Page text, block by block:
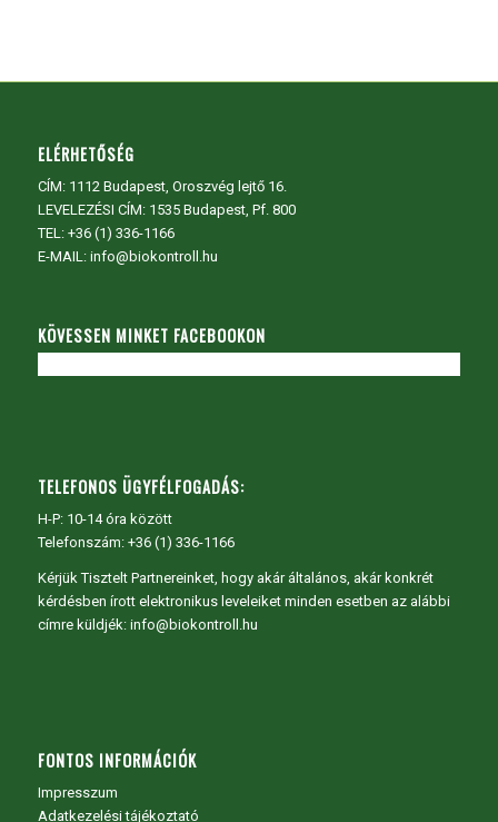
ELÉRHETŐSÉG
CÍM: 1112 Budapest, Oroszvég lejtő 16.
LEVELEZÉSI CÍM: 1535 Budapest, Pf. 800
TEL: +36 (1) 336-1166
E-MAIL: info@biokontroll.hu
KÖVESSEN MINKET FACEBOOKON
TELEFONOS ÜGYFÉLFOGADÁS:
H-P: 10-14 óra között
Telefonszám: +36 (1) 336-1166
Kérjük Tisztelt Partnereinket, hogy akár általános, akár konkrét
kérdésben írott elektronikus leveleiket minden esetben az alábbi
címre küldjék: info@biokontroll.hu
FONTOS INFORMÁCIÓK
Impresszum
Adatkezelési tájékoztató